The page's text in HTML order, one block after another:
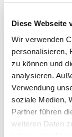
Diese Webseite
Wir verwenden
personalisieren,
zu können und
analysieren.
Verwendung
soziale Medien,
Partner führen
weiteren Daten
vergrößerten
Darstellung
Schnetzer
Menschen vor Ort
Das
von kleineren
mindestens 25